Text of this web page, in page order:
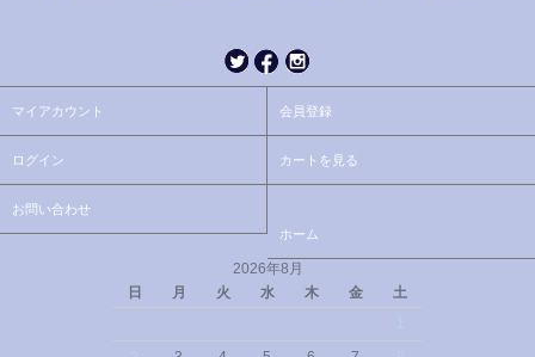
マイアカウント 会員登録
ログイン カートを見る
お問い合わせ
ホーム
2026年8月
日
月 火 水 木 金
土